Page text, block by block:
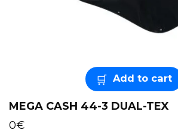
Add to cart
MEGA CASH 44-3 DUAL-TEX
0€